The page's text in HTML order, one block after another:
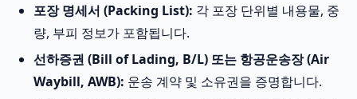
포장 명세서 (Packing List): 각 포장 단위별 내용물, 중
량, 부피 정보가 포함됩니다.
선하증권 (Bill of Lading, B/L) 또는 항공운송장 (Air
Waybill, AWB): 운송 계약 및 소유권을 증명합니다.